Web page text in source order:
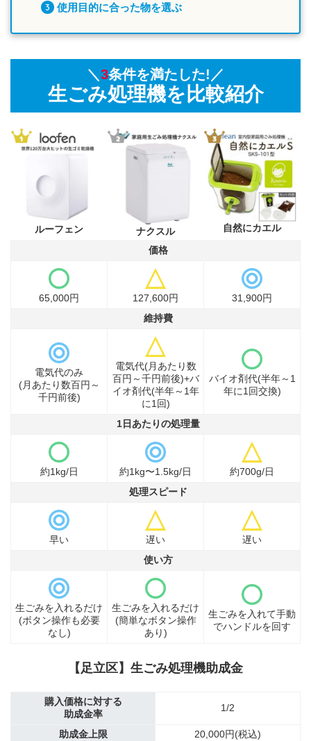
使用目的に合った物を選ぶ
＼3条件を満たした!／
生ごみ処理機を比較紹介
ルーフェン ナクスル 自然にカエル
価格
65,000円 127,600円
31,900円
維持費
電気代のみ
(月あたり数百円～
千円前後)
電気代(月あたり数
百円～千円前後)+バ
イオ剤代(半年～1年
に1回)
バイオ剤代(半年～1
年に1回交換)
1日あたりの処理量
約1kg/日 約1kg〜1.5kg/日
約700g/日
処理スピード
早い 遅い
遅い
使い方
生ごみを入れるだけ
(ボタン操作も必要
なし)
生ごみを入れるだけ
(簡単なボタン操作
あり)
生ごみを入れて手動
でハンドルを回す
【足立区】生ごみ処理機助成金
購入価格に対する
助成金率
1/2
助成金上限
20,000円(税込)